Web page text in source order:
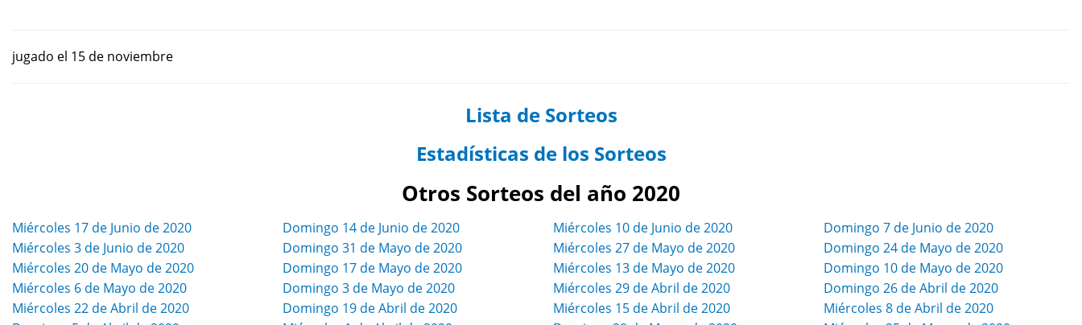
jugado el 15 de noviembre
Lista de Sorteos
Estadísticas de los Sorteos
Otros Sorteos del año 2020
Miércoles 17 de Junio de 2020 Domingo 14 de Junio de 2020 Miércoles 10 de Junio de 2020
Domingo 7 de Junio de 2020
Miércoles 3 de Junio de 2020
Domingo 31 de Mayo de 2020 Miércoles 27 de Mayo de 2020
Domingo 24 de Mayo de 2020
Miércoles 20 de Mayo de 2020
Domingo 17 de Mayo de 2020 Miércoles 13 de Mayo de 2020
Domingo 10 de Mayo de 2020
Miércoles 6 de Mayo de 2020
Domingo 3 de Mayo de 2020 Miércoles 29 de Abril de 2020
Domingo 26 de Abril de 2020
Miércoles 22 de Abril de 2020
Domingo 19 de Abril de 2020 Miércoles 15 de Abril de 2020
Miércoles 8 de Abril de 2020